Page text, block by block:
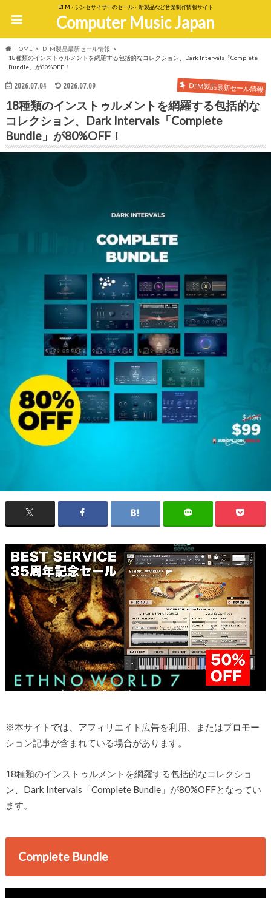
DTM・シンセサイザーのセール・新製品など音楽制作情報サイト
Computer Music Japan
HOME
DTM製品最新セール情報
18種類のインストゥルメントを網羅する包括的なコレクション、Dark Intervals「Complete
Bundle」が80%OFF！
2026.07.04 2026.07.09 DTM製品最新セール情報
18種類のインストゥルメントを網羅する包括的な
コレクション、Dark Intervals「Complete
Bundle」が80%OFF！
※本サイトでは、アフィリエイト広告を利用、またはプロモー
ション記事が含まれている場合があります。
18種類のインストゥルメントを網羅する包括的なコレクショ
ン、Dark Intervals「Complete Bundle」が80%OFFとなってい
ます。
Complete Bundle